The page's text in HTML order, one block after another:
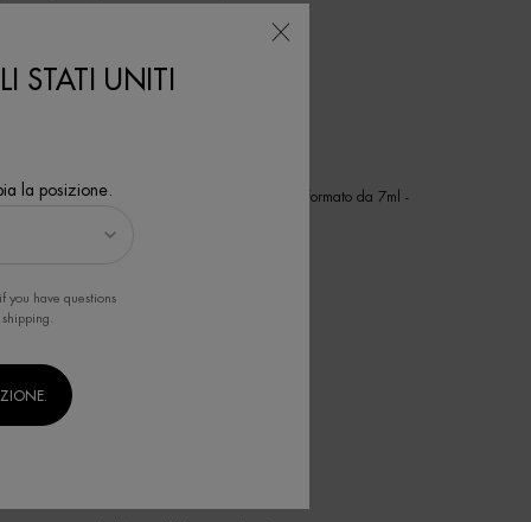
formato da15ml, n. 1 Life Plankton Elixir nel formato da 7ml -
STATI UNITI
la posizione.
if you have questions